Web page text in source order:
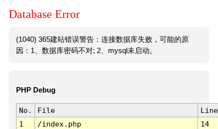
Database Error
(1040) 365建站错误警告：连接数据库失败，可能的原
因：1、数据库密码不对; 2、mysql未启动。
PHP Debug
No. File
Line
1
/index.php 14